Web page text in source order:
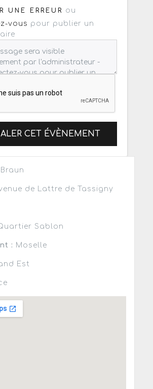
UNE ERREUR
ou
vous pour publier un
CET ÉVÈNEMENT
de Lattre de Tassigny
Sablon
: Moselle
Est